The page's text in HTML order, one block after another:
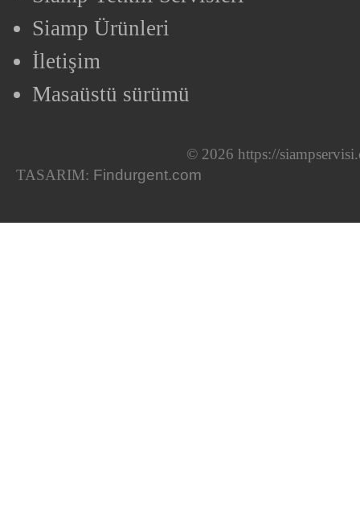
Siamp Ürünleri
İletişim
Masaüstü sürümü
© 2026 https://
TASARIM: Findurgent.com